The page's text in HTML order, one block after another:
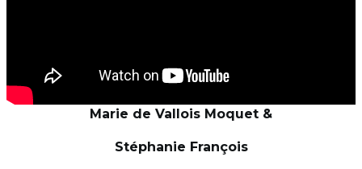
Marie de Vallois Moquet &
Stéphanie François